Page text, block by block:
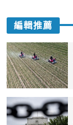
編輯推薦